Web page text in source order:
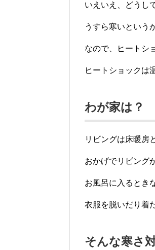
いえいえ、どうし
うすら寒いという
なので、ヒートシ
ヒートショックは
わが家は？
リビングは床暖房
おかげでリビング
お風呂に入るとき
衣服を脱いだり着
そんな寒さ